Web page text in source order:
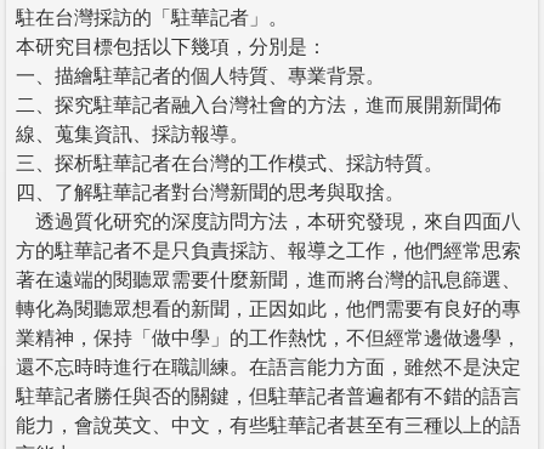
駐在台灣採訪的「駐華記者」。
本研究目標包括以下幾項，分別是：
一、描繪駐華記者的個人特質、專業背景。
二、探究駐華記者融入台灣社會的方法，進而展開新聞佈
線、蒐集資訊、採訪報導。
三、探析駐華記者在台灣的工作模式、採訪特質。
四、了解駐華記者對台灣新聞的思考與取捨。
透過質化研究的深度訪問方法，本研究發現，來自四面八
方的駐華記者不是只負責採訪、報導之工作，他們經常思索
著在遠端的閱聽眾需要什麼新聞，進而將台灣的訊息篩選、
轉化為閱聽眾想看的新聞，正因如此，他們需要有良好的專
業精神，保持「做中學」的工作熱忱，不但經常邊做邊學，
還不忘時時進行在職訓練。在語言能力方面，雖然不是決定
駐華記者勝任與否的關鍵，但駐華記者普遍都有不錯的語言
能力，會說英文、中文，有些駐華記者甚至有三種以上的語